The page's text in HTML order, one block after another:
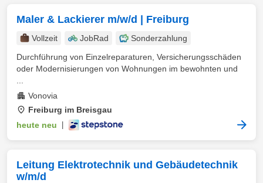
Maler & Lackierer m/w/d | Freiburg
Vollzeit JobRad
Sonderzahlung
Durchführung von Einzelreparaturen, Versicherungsschäden
oder Modernisierungen von Wohnungen im bewohnten und
Vonovia
Freiburg im Breisgau
heute neu
Leitung Elektrotechnik und Gebäudetechnik
w/m/d